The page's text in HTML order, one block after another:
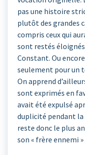
pas une histoire
plutôt des grandes
compris ceux qui
sont restés
Constant. Ou
seulement pour un
On apprend
sont exprimés en
avait été expulsé
duplicité pendant
reste donc le plus
son « frère ennemi